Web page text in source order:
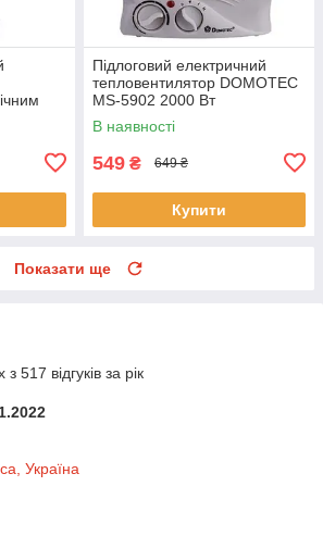
Підлоговий електричний
тепловентилятор DOMOTEC
MS-5902 2000 Вт
Портативний обігрівач Білий
В наявності
549 ₴ 649 ₴
Купити
Показати ще
517 відгуків за рік
Україна